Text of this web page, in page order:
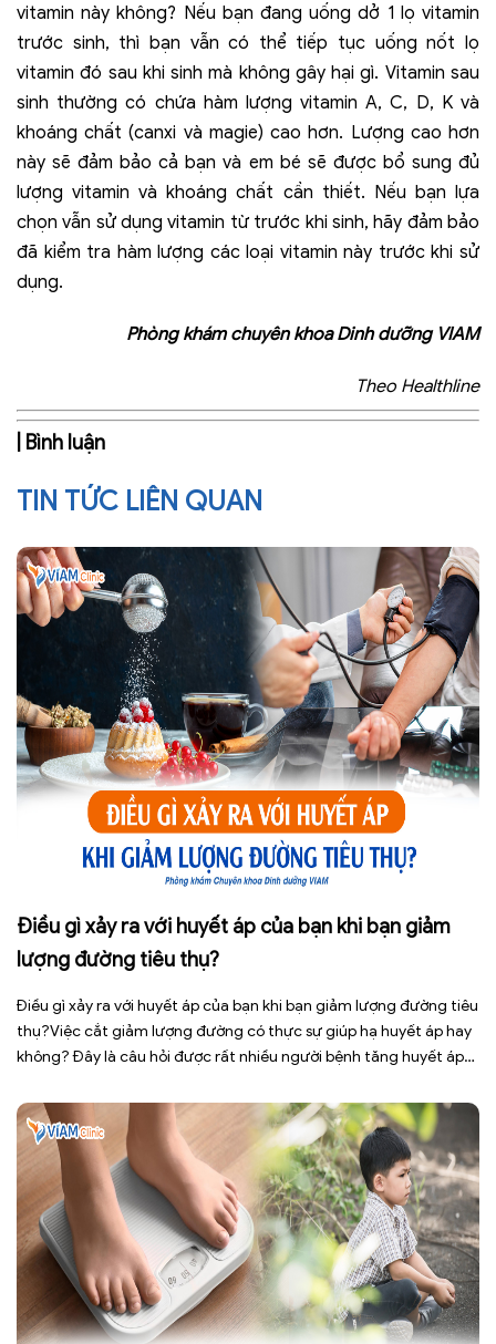
vitamin này không? Nếu bạn đang uống dở 1 lọ vitamin
trước sinh, thì bạn vẫn có thể tiếp tục uống nốt lọ
vitamin đó sau khi sinh mà không gây hại gì. Vitamin sau
sinh thường có chứa hàm lượng vitamin A, C, D, K và
khoáng chất (canxi và magie) cao hơn. Lượng cao hơn
này sẽ đảm bảo cả bạn và em bé sẽ được bổ sung đủ
lượng vitamin và khoáng chất cần thiết. Nếu bạn lựa
chọn vẫn sử dụng vitamin từ trước khi sinh, hãy đảm bảo
đã kiểm tra hàm lượng các loại vitamin này trước khi sử
dụng.
Phòng khám chuyên khoa Dinh dưỡng VIAM
Theo Healthline
| Bình luận
TIN TỨC LIÊN QUAN
Điều gì xảy ra với huyết áp của bạn khi bạn giảm
lượng đường tiêu thụ?
Điều gì xảy ra với huyết áp của bạn khi bạn giảm lượng đường tiêu
thụ?Việc cắt giảm lượng đường có thực sự giúp hạ huyết áp hay
không? Đây là câu hỏi được rất nhiều người bệnh tăng huyết áp
[…]